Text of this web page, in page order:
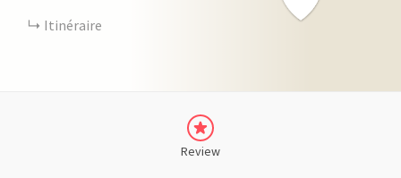
Itinéraire
Review